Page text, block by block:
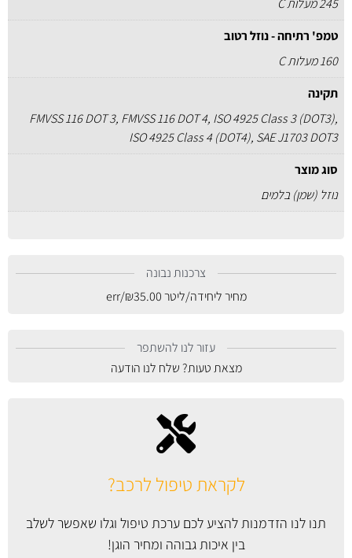
לקראת טיפול לרכב?
תנו לנו הזדמנות להציע לכם ערכת טיפול וגלו שאפשר לשלב
בין איכות גבוהה ומחיר הוגן!
טמפ' רתיחה - נוזל רטוב
160 מעלות C
תקינה
FMVSS 116 DOT 3, FMVSS 116 DOT 4, ISO 4925 Class 3 (DOT3),
ISO 4925 Class 4 (DOT4), SAE J1703 DOT3
סוג מוצר
נוזל (שמן) בלמים
צרכנות נבונה
מחיר ליחידה/ליטר
₪35.00
/err
עזור לנו להשתפר
מצאת טעות? שלח לנו הודעה